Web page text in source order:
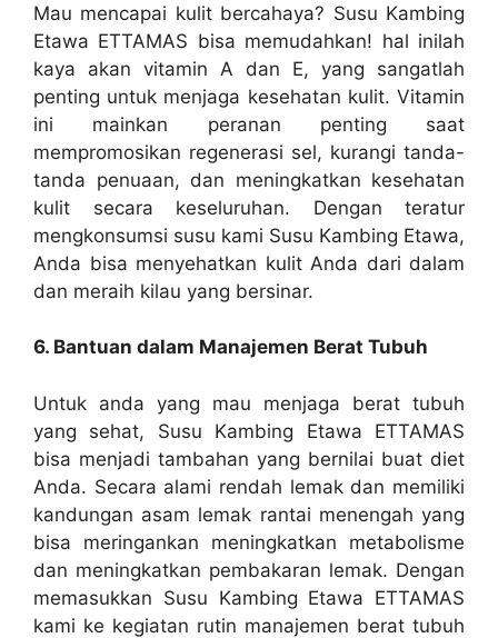
Mau mencapai kulit bercahaya? Susu Kambing
Etawa ETTAMAS bisa memudahkan! hal inilah
kaya akan vitamin A dan E, yang sangatlah
penting untuk menjaga kesehatan kulit. Vitamin
ini mainkan peranan penting saat
mempromosikan regenerasi sel, kurangi tanda-
tanda penuaan, dan meningkatkan kesehatan
kulit secara keseluruhan. Dengan teratur
mengkonsumsi susu kami Susu Kambing Etawa,
Anda bisa menyehatkan kulit Anda dari dalam
dan meraih kilau yang bersinar.
6. Bantuan dalam Manajemen Berat Tubuh
Untuk anda yang mau menjaga berat tubuh
yang sehat, Susu Kambing Etawa ETTAMAS
bisa menjadi tambahan yang bernilai buat diet
Anda. Secara alami rendah lemak dan memiliki
kandungan asam lemak rantai menengah yang
bisa meringankan meningkatkan metabolisme
dan meningkatkan pembakaran lemak. Dengan
memasukkan Susu Kambing Etawa ETTAMAS
kami ke kegiatan rutin manajemen berat tubuh